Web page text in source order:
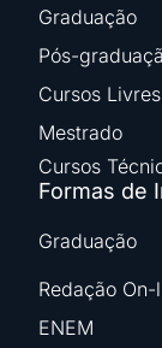
Graduação
Pós-
Cursos Livres
Mestrado
Cursos
Formas de
Graduação
Redação On-
ENEM